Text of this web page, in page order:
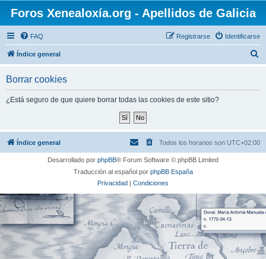
Foros Xenealoxía.org - Apellidos de Galicia
FAQ Identificarse
Registrarse
Índice general
Borrar cookies
¿Está seguro de que quiere borrar todas las cookies de este sitio?
Índice general Todos los horarios son UTC+02:00
Desarrollado por phpBB® Forum Software © phpBB Limited
Traducción al español por phpBB España
Privacidad | Condiciones